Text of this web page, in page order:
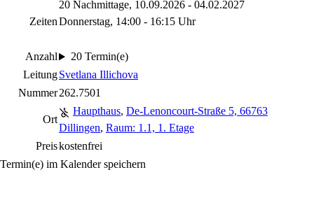
Zeiten
20 Nachmittage, 10.09.2026 - 04.02.2027
Donnerstag, 14:00 - 16:15 Uhr
Anzahl
20 Termin(e)
LeitungSvetlana Illichova
Nummer262.7501
Ort
Haupthaus, De-Lenoncourt-Straße 5, 66763
Dillingen, Raum: 1.1, 1. Etage
Preiskostenfrei
Termin(e) im Kalender speichern